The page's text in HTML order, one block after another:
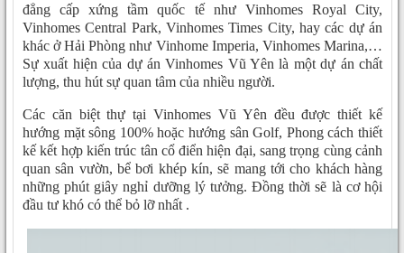
đẳng cấp xứng tầm quốc tế như Vinhomes Royal City,
Vinhomes Central Park, Vinhomes Times City, hay các dự án
khác ở Hải Phòng như Vinhome Imperia, Vinhomes Marina,…
Sự xuất hiện của dự án Vinhomes Vũ Yên là một dự án chất
lượng, thu hút sự quan tâm của nhiều người.
Các căn biệt thự tại Vinhomes Vũ Yên đều được thiết kế
hướng mặt sông 100% hoặc hướng sân Golf, Phong cách thiết
kế kết hợp kiến trúc tân cổ điển hiện đại, sang trọng cùng cảnh
quan sân vườn, bể bơi khép kín, sẽ mang tới cho khách hàng
những phút giây nghỉ dưỡng lý tưởng. Đồng thời sẽ là cơ hội
đầu tư khó có thể bỏ lỡ nhất .